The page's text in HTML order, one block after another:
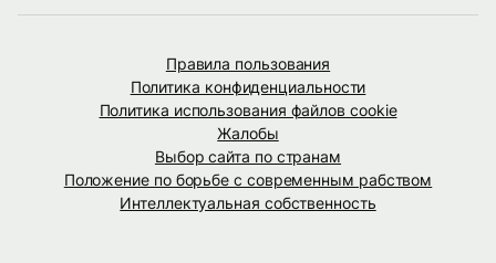
Правила пользования
Политика конфиденциальности
Политика использования файлов cookie
Жалобы
Выбор сайта по странам
Положение по борьбе с современным рабством
Интеллектуальная собственность